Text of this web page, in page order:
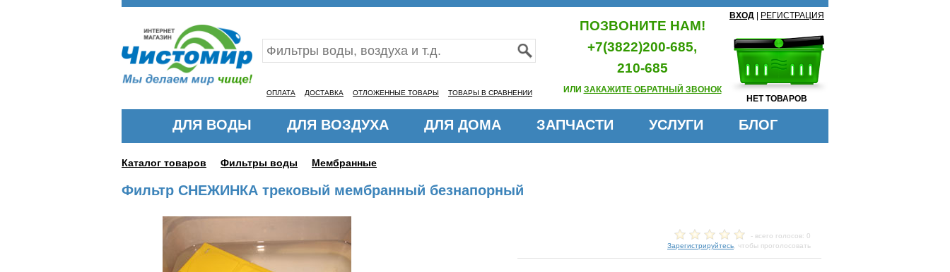
ОПЛАТА ДОСТАВКА ОТЛОЖЕННЫЕ ТОВАРЫ ТОВАРЫ В СРАВНЕНИИ
ПОЗВОНИТЕ НАМ!
+7(3822)200-685,
210-685
ИЛИ ЗАКАЖИТЕ ОБРАТНЫЙ ЗВОНОК
ВХОД РЕГИСТРАЦИЯ
НЕТ ТОВАРОВ
ДЛЯ ВОДЫ ДЛЯ ВОЗДУХА ДЛЯ ДОМА ЗАПЧАСТИ УСЛУГИ БЛОГ
Каталог товаров Фильтры воды Мембранные
Фильтр СНЕЖИНКА трековый мембранный безнапорный
- всего голосов: 0
Зарегистрируйтесь , чтобы проголосовать